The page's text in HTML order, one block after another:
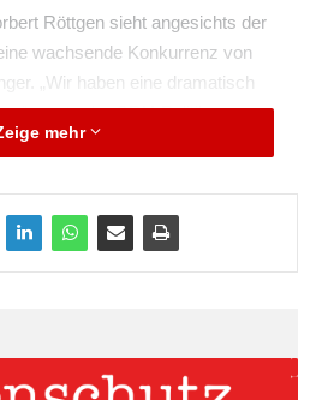
Röttgen sieht angesichts der
wachsende Konkurrenz von
„Wir haben eine dramatisch
sagte der CDU-Politiker am
Daher müsse die Konkurrenz
ist hoch und berechtigt“,
ins Benzin gemischt. Weil
mehr